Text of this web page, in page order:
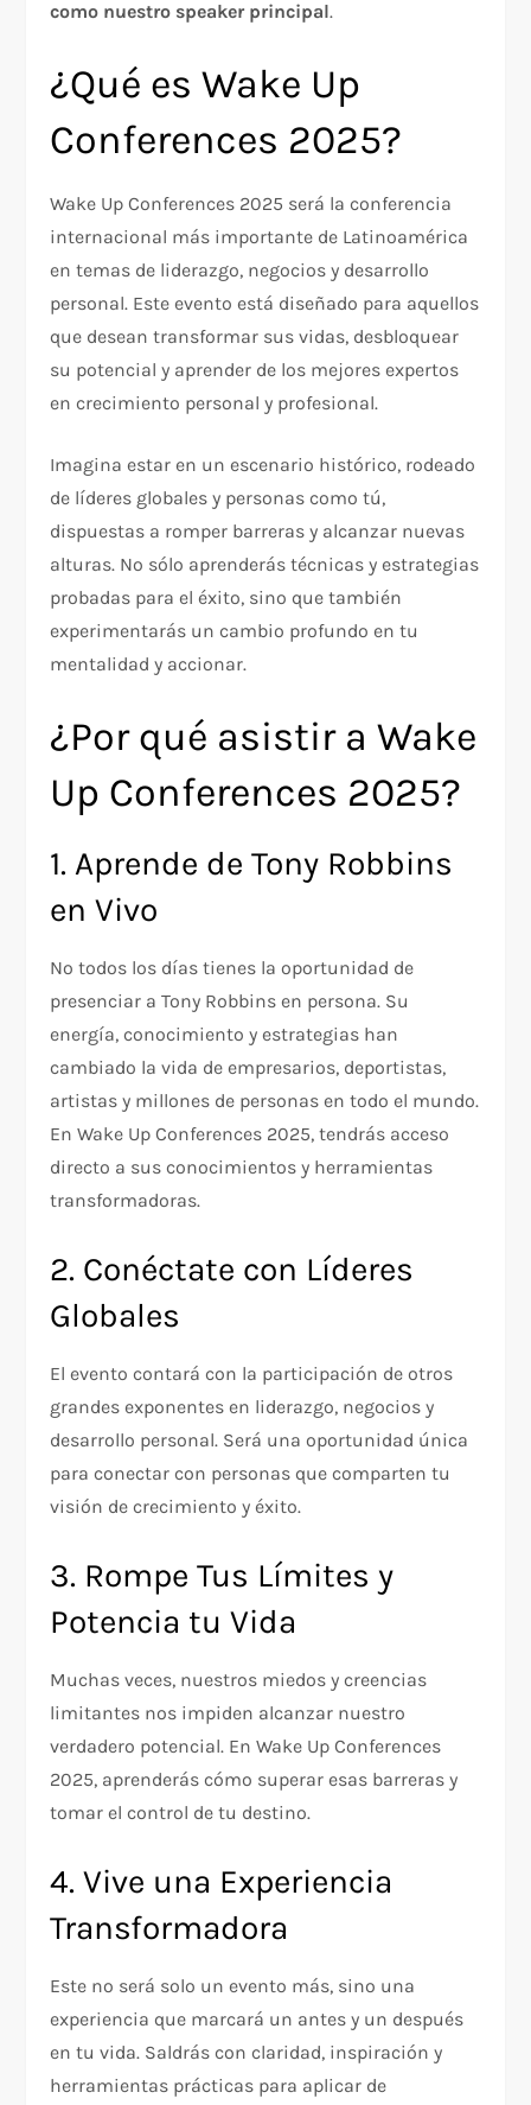
como nuestro speaker principal.
¿Qué es Wake Up
Conferences 2025?
Wake Up Conferences 2025 será la conferencia
internacional más importante de Latinoamérica
en temas de liderazgo, negocios y desarrollo
personal. Este evento está diseñado para aquellos
que desean transformar sus vidas, desbloquear
su potencial y aprender de los mejores expertos
en crecimiento personal y profesional.
Imagina estar en un escenario histórico, rodeado
de líderes globales y personas como tú,
dispuestas a romper barreras y alcanzar nuevas
alturas. No sólo aprenderás técnicas y estrategias
probadas para el éxito, sino que también
experimentarás un cambio profundo en tu
mentalidad y accionar.
¿Por qué asistir a Wake
Up Conferences 2025?
1. Aprende de Tony Robbins
en Vivo
No todos los días tienes la oportunidad de
presenciar a Tony Robbins en persona. Su
energía, conocimiento y estrategias han
cambiado la vida de empresarios, deportistas,
artistas y millones de personas en todo el mundo.
En Wake Up Conferences 2025, tendrás acceso
directo a sus conocimientos y herramientas
transformadoras.
2. Conéctate con Líderes
Globales
El evento contará con la participación de otros
grandes exponentes en liderazgo, negocios y
desarrollo personal. Será una oportunidad única
para conectar con personas que comparten tu
visión de crecimiento y éxito.
3. Rompe Tus Límites y
Potencia tu Vida
Muchas veces, nuestros miedos y creencias
limitantes nos impiden alcanzar nuestro
verdadero potencial. En Wake Up Conferences
2025, aprenderás cómo superar esas barreras y
tomar el control de tu destino.
4. Vive una Experiencia
Transformadora
Este no será solo un evento más, sino una
experiencia que marcará un antes y un después
en tu vida. Saldrás con claridad, inspiración y
herramientas prácticas para aplicar de